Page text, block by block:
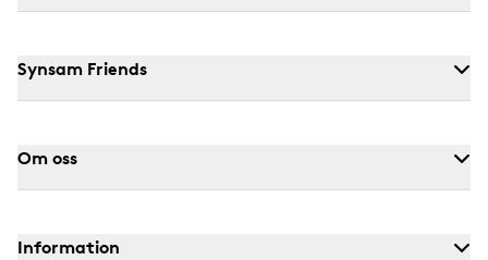
Synsam Friends
Om oss
Information